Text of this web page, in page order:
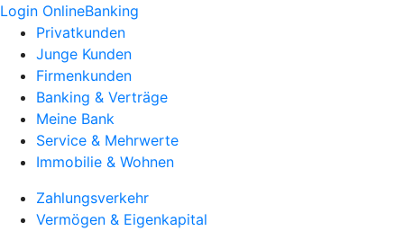
Login OnlineBanking
Privatkunden
Junge Kunden
Firmenkunden
Banking & Verträge
Meine Bank
Service & Mehrwerte
Immobilie & Wohnen
Zahlungsverkehr
Vermögen & Eigenkapital